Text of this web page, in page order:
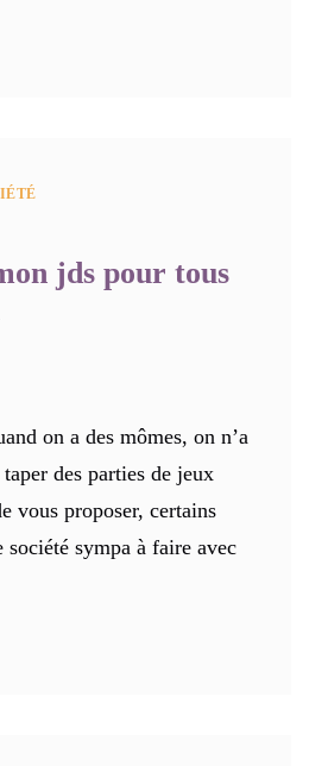
jds pour tous
on a des mômes, on n’a
des parties de jeux
vous proposer, certains
sympa à faire avec